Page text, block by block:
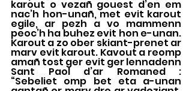
karout o vezañ gouest d’en em
nac’h hon-unañ, met evit karout
egile, ar pezh a vo mammenn
peoc’h ha buhez evit hon e-unan.
Karout a zo ober skiant-prenet ar
marv evit karout. Kavout a reomp
amañ tost ger evit ger lennadenn
Sant Paol d’ar Romaned :
“Sebeliet omp bet eta a-unan